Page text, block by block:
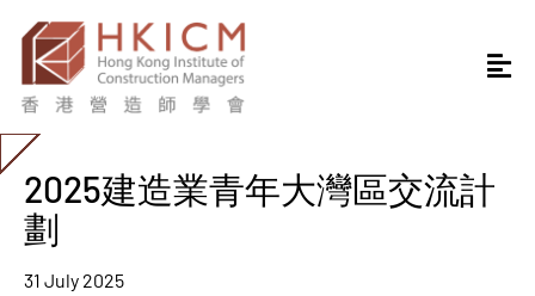
2025建造業青年大灣區交流計
劃
31 July 2025